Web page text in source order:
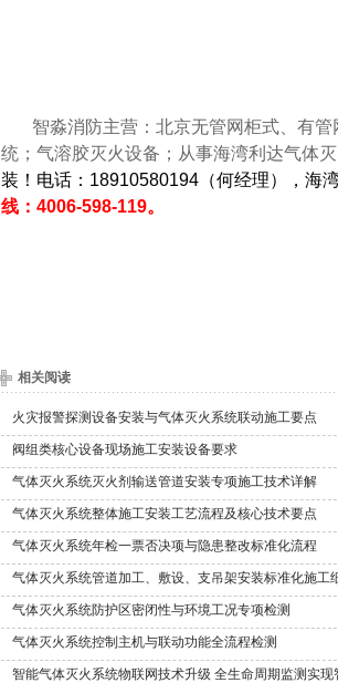
智淼消防主营：北京无管网柜式、有管
统；气溶胶灭火设备；从事海湾利达气体
装！电话：18910580194（何经理），海
线：4006-598-119。
相关阅读
火灾报警探测设备安装与气体灭火系统联动施工要点
阀组类核心设备现场施工安装设备要求
气体灭火系统灭火剂输送管道安装专项施工技术详解
气体灭火系统整体施工安装工艺流程及核心技术要点
气体灭火系统年检一票否决项与隐患整改标准化流程
气体灭火系统管道加工、敷设、支吊架安装标准化施工
气体灭火系统防护区密闭性与环境工况专项检测
气体灭火系统控制主机与联动功能全流程检测
智能气体灭火系统物联网技术升级 全生命周期监测实现